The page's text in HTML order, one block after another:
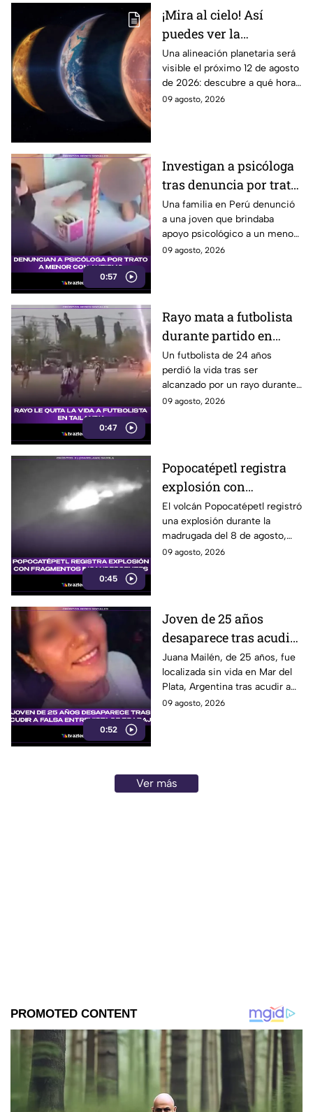
¡Mira al cielo! Así
puedes ver la
alineación planetaria
del 12 de agosto desde
Puebla
Una alineación planetaria será
visible el próximo 12 de agosto
de 2026: descubre a qué hora
mirar y como disfrutar desde
09 agosto, 2026
0:57
Investigan a psicóloga
tras denuncia por trato
a menor con autismo
Una familia en Perú denunció
a una joven que brindaba
apoyo psicológico a un menor
con autismo no verbal, tras
09 agosto, 2026
0:47
Rayo mata a futbolista
durante partido en
Tailandia
Un futbolista de 24 años
perdió la vida tras ser
alcanzado por un rayo durante
una tormenta en partido en
09 agosto, 2026
0:45
Popocatépetl registra
explosión con
fragmentos
incandescentes
El volcán Popocatépetl registró
una explosión durante la
madrugada del 8 de agosto,
acompañada de fragmentos
09 agosto, 2026
0:52
Joven de 25 años
desaparece tras acudir
a falsa entrevista de
trabajo
Juana Mailén, de 25 años, fue
localizada sin vida en Mar del
Plata, Argentina tras acudir a
una presunta entrevista de
09 agosto, 2026
Ver más